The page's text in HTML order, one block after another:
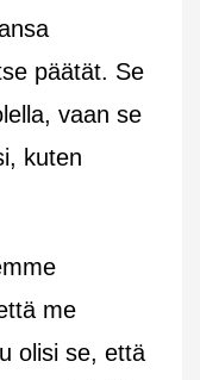
päätät. Se
vaan se
kuten
me
olisi se, että